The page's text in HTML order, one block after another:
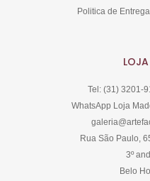
Politica de
Tel: (31) 3201-
WhatsApp Loja
Rua São Paulo,
3º
Belo